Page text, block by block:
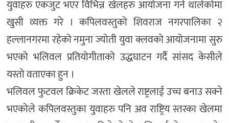
युवाहरु एकजुट भएर विभिन्न खेलहरु आयोजना गर्न थालेकोमा
खुसी व्यक्त गरे । कपिलवस्तुको शिवराज नगरपालिका २
हल्लानगरमा रहेको नमुना ज्योती युवा क्लवको आयोजनामा सुरु
भएको भलिवल प्रतियोगीताको उद्धघाटन गर्दै सांसद केसीले
यस्तो वताएका हुन ।
भलिवल फुटवल क्रिकेट जस्ता खेलले राष्ट्रलाई उच्च बनाउ सक्ने
भएकोले कपिलवस्तुका युवाहरु पनि अव राष्ट्रिय स्तरका खेलमा